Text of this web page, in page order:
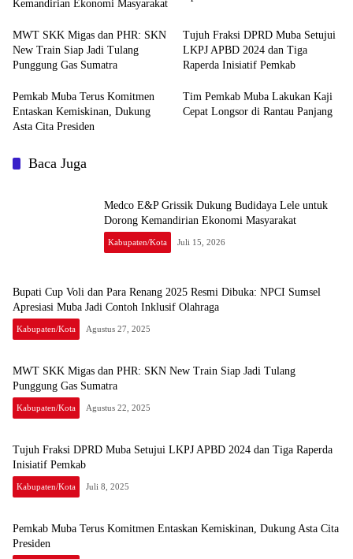
Kemandirian Ekonomi Masyarakat
MWT SKK Migas dan PHR: SKN
New Train Siap Jadi Tulang
Punggung Gas Sumatra
Tujuh Fraksi DPRD Muba Setujui
LKPJ APBD 2024 dan Tiga
Raperda Inisiatif Pemkab
Pemkab Muba Terus Komitmen
Entaskan Kemiskinan, Dukung
Asta Cita Presiden
Tim Pemkab Muba Lakukan Kaji
Cepat Longsor di Rantau Panjang
Baca Juga
Medco E&P Grissik Dukung Budidaya Lele untuk
Dorong Kemandirian Ekonomi Masyarakat
Kabupaten/Kota Juli 15, 2026
Bupati Cup Voli dan Para Renang 2025 Resmi Dibuka: NPCI Sumsel
Apresiasi Muba Jadi Contoh Inklusif Olahraga
Kabupaten/Kota Agustus 27, 2025
MWT SKK Migas dan PHR: SKN New Train Siap Jadi Tulang
Punggung Gas Sumatra
Kabupaten/Kota Agustus 22, 2025
Tujuh Fraksi DPRD Muba Setujui LKPJ APBD 2024 dan Tiga Raperda
Inisiatif Pemkab
Kabupaten/Kota Juli 8, 2025
Pemkab Muba Terus Komitmen Entaskan Kemiskinan, Dukung Asta Cita
Presiden